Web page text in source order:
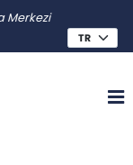
Merkezi